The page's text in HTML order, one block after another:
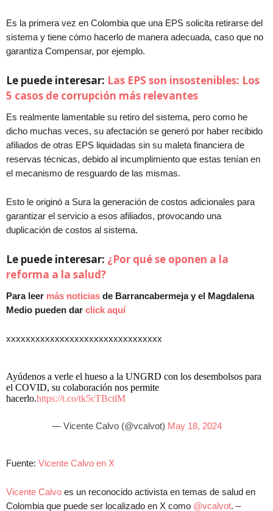
Es la primera vez en Colombia que una EPS solicita retirarse del
sistema y tiene cómo hacerlo de manera adecuada, caso que no
garantiza Compensar, por ejemplo.
Le puede interesar: Las EPS son insostenibles: Los
5 casos de corrupción más relevantes
Es realmente lamentable su retiro del sistema, pero como he
dicho muchas veces, su afectación se generó por haber recibido
afiliados de otras EPS liquidadas sin su maleta financiera de
reservas técnicas, debido al incumplimiento que estas tenían en
el mecanismo de resguardo de las mismas.
Esto le originó a Sura la generación de costos adicionales para
garantizar el servicio a esos afiliados, provocando una
duplicación de costos al sistema.
Le puede interesar: ¿Por qué se oponen a la
reforma a la salud?
Para leer más noticias de Barrancabermeja y el Magdalena
Medio pueden dar click aquí
xxxxxxxxxxxxxxxxxxxxxxxxxxxxxxxx
Ayúdenos a verle el hueso a la UNGRD con los desembolsos para
el COVID, su colaboración nos permite
hacerlo.https://t.co/tk5cTBctlM
— Vicente Calvo (@vcalvot) May 18, 2024
Fuente: Vicente Calvo en X
Vicente Calvo es un reconocido activista en temas de salud en
Colombia que puede ser localizado en X como @vcalvot. –